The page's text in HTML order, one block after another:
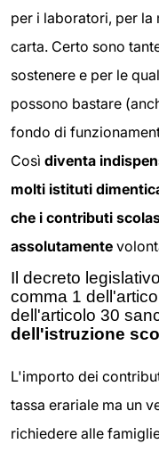
per i laboratori, per la
carta. Certo sono
sostenere e per le
possono bastare
fondo di
Così diventa
molti istituti
che i contributi
assolutamente
Il decreto
comma 1
dell'articolo 30
dell'istruzione
L'importo dei
tassa erariale ma un
richiedere alle